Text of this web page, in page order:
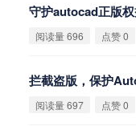
守护autocad正版
阅读量 696 点赞 0
拦截盗版，保护
阅读量 697 点赞 0